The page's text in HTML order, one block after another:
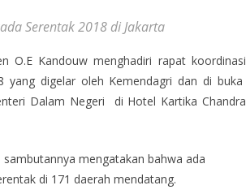
Serentak 2018 di Jakarta
O.E Kandouw menghadiri rapat koordinasi
yang digelar oleh Kemendagri dan di buka
Dalam Negeri di Hotel Kartika Chandra
mengatakan bahwa ada
di 171 daerah mendatang.